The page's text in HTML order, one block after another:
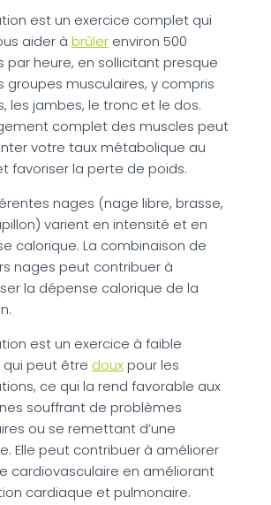
est un exercice complet qui
aider à brûler environ 500
par heure, en sollicitant presque
groupes musculaires, y compris
les jambes, le tronc et le dos.
complet des muscles peut
votre taux métabolique au
favoriser la perte de poids.
nages (nage libre, brasse,
varient en intensité et en
calorique. La combinaison de
nages peut contribuer à
la dépense calorique de la
est un exercice à faible
peut être douxpour les
ce qui la rend favorable aux
souffrant de problèmes
ou se remettant d’une
Elle peut contribuer à améliorer
cardiovasculaire en améliorant
cardiaque et pulmonaire.